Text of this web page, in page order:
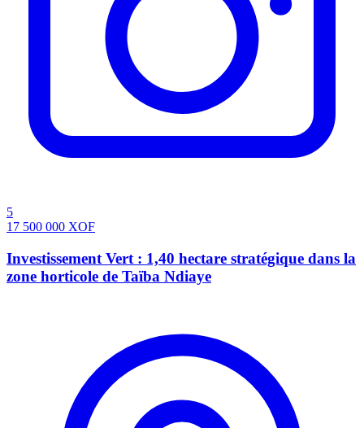
5
17 500 000 XOF
Investissement Vert : 1,40 hectare stratégique dans la
zone horticole de Taïba Ndiaye